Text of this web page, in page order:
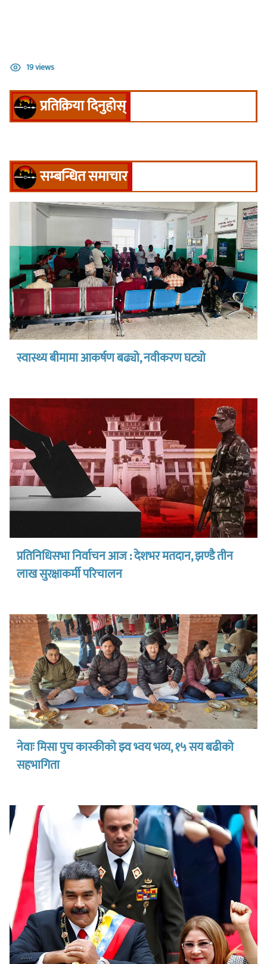
19 views
प्रतिक्रिया दिनुहोस्
सम्बन्धित समाचार
स्वास्थ्य बीमामा आकर्षण बढ्यो, नवीकरण घट्यो
प्रतिनिधिसभा निर्वाचन आज : देशभर मतदान, झण्डै तीन
लाख सुरक्षाकर्मी परिचालन
नेवाः मिसा पुच कास्कीको झ्व भ्वय भव्य, १५ सय बढीको
सहभागिता